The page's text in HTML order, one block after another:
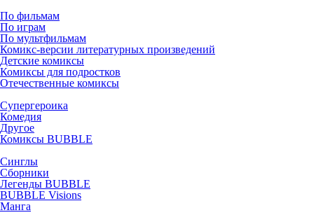
По фильмам
По играм
По мультфильмам
Комикс-версии литературных произведений
Детские комиксы
Комиксы для подростков
Отечественные комиксы
Супергероика
Комедия
Другое
Комиксы BUBBLE
Синглы
Сборники
Легенды BUBBLE
BUBBLE Visions
Манга